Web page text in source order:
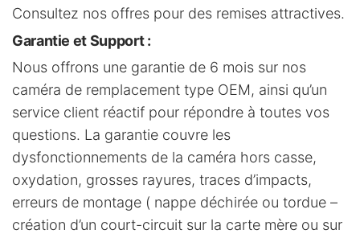
Consultez nos offres pour des remises attractives.
Garantie et Support:
Nous offrons une garantie de 6 mois sur nos
caméra de remplacement type OEM, ainsi qu’un
service client réactif pour répondre à toutes vos
questions. La garantie couvre les
dysfonctionnements de la caméra hors casse,
oxydation, grosses rayures, traces d’impacts,
erreurs de montage ( nappe déchirée ou tordue –
création d’un court-circuit sur la carte mère ou sur